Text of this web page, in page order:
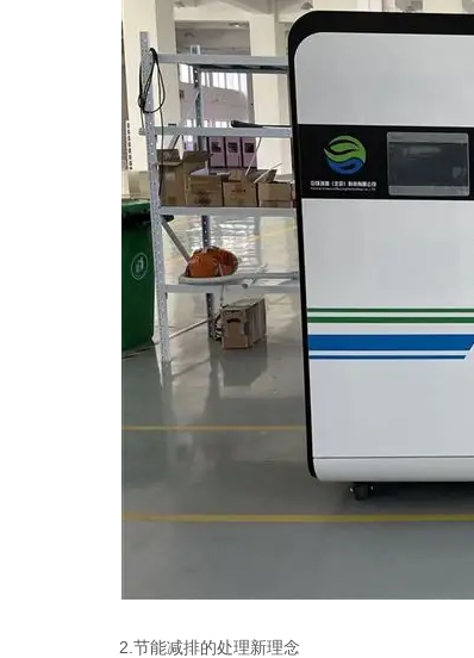
2.节能减排的处理新理念